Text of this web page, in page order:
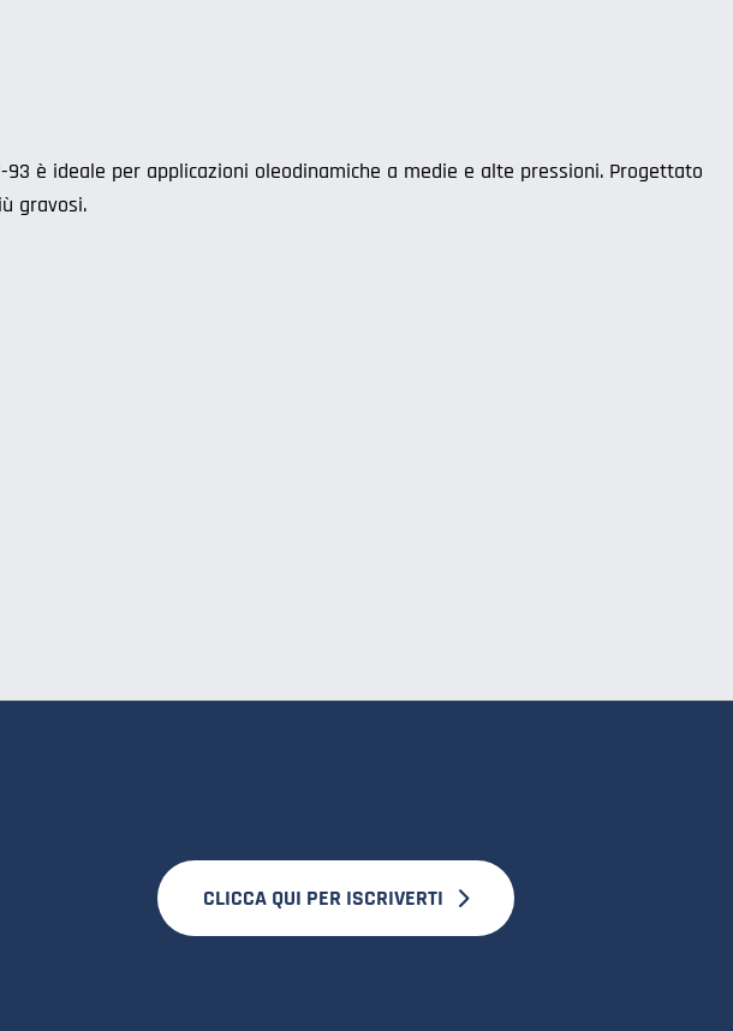
è ideale per applicazioni oleodinamiche a medie e alte pressioni. Progettato
gravosi.
CLICCA QUI PER ISCRIVERTI